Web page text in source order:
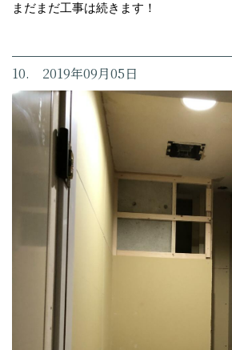
まだまだ工事は続きます！
10. 2019年09月05日